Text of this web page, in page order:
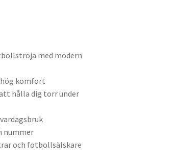
med modern
komfort
hålla dig torr under
nummer
och fotbollsälskare